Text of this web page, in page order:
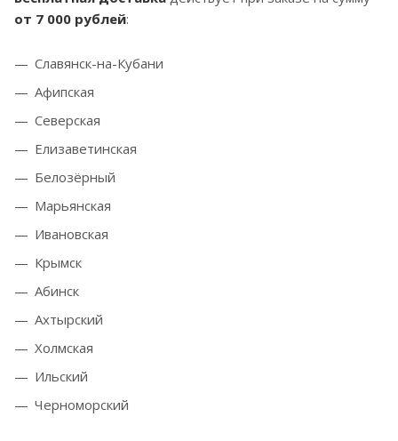
от 7 000 рублей:
Славянск-на-Кубани
Афипская
Северская
Елизаветинская
Белозёрный
Марьянская
Ивановская
Крымск
Абинск
Ахтырский
Холмская
Ильский
Черноморский